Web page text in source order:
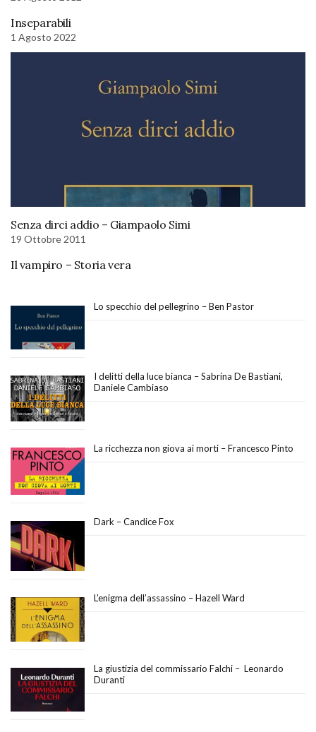
Inseparabili
1 Agosto 2022
Senza dirci addio – Giampaolo Simi
19 Ottobre 2011
Il vampiro – Storia vera
Lo specchio del pellegrino – Ben Pastor
I delitti della luce bianca – Sabrina De Bastiani,
Daniele Cambiaso
La ricchezza non giova ai morti – Francesco Pinto
Dark – Candice Fox
L’enigma dell’assassino – Hazell Ward
La giustizia del commissario Falchi – Leonardo
Duranti